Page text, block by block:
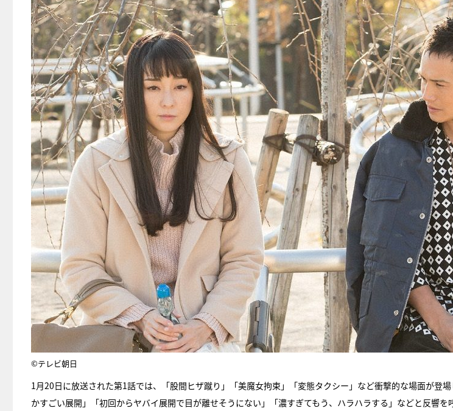
©テレビ朝日
1月20日に放送された第1話では、「股間ヒザ蹴り」「美魔女拘束」「変態タクシー」など衝撃的な場面が登
かすごい展開」「初回からヤバイ展開で目が離せそうにない」「濃すぎてもう、ハラハラする」などと反響を
E
ビ